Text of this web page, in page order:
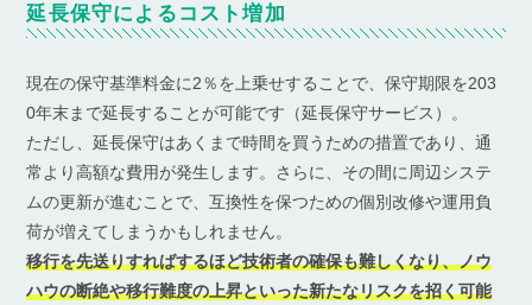
延長保守によるコスト増加
現在の保守基準料金に2％を上乗せすることで、保守期限を203
0年末まで延長することが可能です（延長保守サービス）。
ただし、延長保守はあくまで時間を買うための措置であり、通
常より高額な費用が発生します。さらに、その間に周辺システ
ムの更新が進むことで、互換性を保つための個別改修や運用負
荷が増えてしまうかもしれません。
移行を先送りすればするほど技術者の確保も難しくなり、ノウ
ハウの断絶や移行難度の上昇といった新たなリスクを招く可能